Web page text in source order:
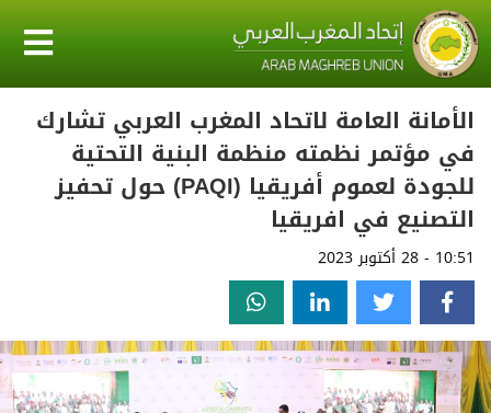
الأمانة العامة لاتحاد المغرب العربي تشارك
في مؤتمر نظمته منظمة البنية التحتية
للجودة لعموم أفريقيا (PAQI) حول تحفيز
التصنيع في افريقيا
10:51 - 28 أكتوبر 2023